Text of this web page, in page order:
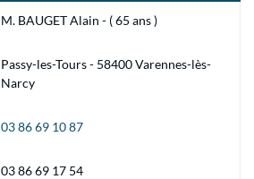
M. BAUGET Alain - ( 65 ans )
Passy-les-Tours - 58400 Varennes-lès-
Narcy
03 86 69 10 87
03 86 69 17 54